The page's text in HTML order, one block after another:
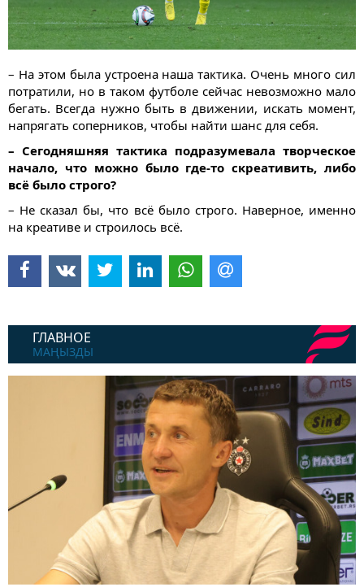
ГЛАВНОЕ
МАҢЫЗДЫ
– На этом была устроена наша тактика. Очень много сил
потратили, но в таком футболе сейчас невозможно мало
бегать. Всегда нужно быть в движении, искать момент,
напрягать соперников, чтобы найти шанс для себя.
– Сегодняшняя тактика подразумевала творческое
начало, что можно было где-то скреативить, либо
всё было строго?
– Не сказал бы, что всё было строго. Наверное, именно
на креативе и строилось всё.